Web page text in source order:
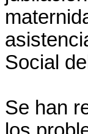
Social
Se han